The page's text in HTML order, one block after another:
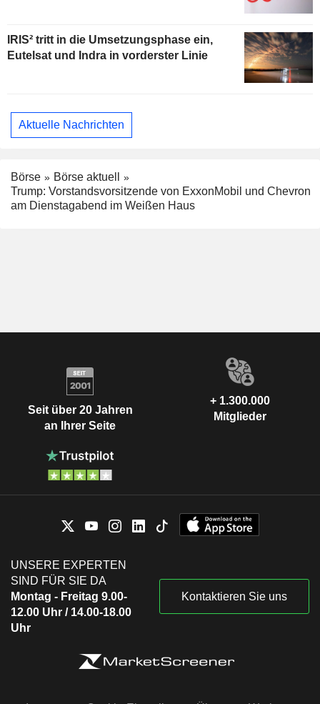
IRIS² tritt in die Umsetzungsphase ein,
Eutelsat und Indra in vorderster Linie
Aktuelle Nachrichten
Börse
Börse aktuell
Trump: Vorstandsvorsitzende von ExxonMobil und Chevron
am Dienstagabend im Weißen Haus
Seit über 20 Jahren
an Ihrer Seite
+ 1.300.000
Mitglieder
UNSERE EXPERTEN
SIND FÜR SIE DA
Montag - Freitag 9.00-
12.00 Uhr / 14.00-18.00
Uhr
Kontaktieren Sie uns